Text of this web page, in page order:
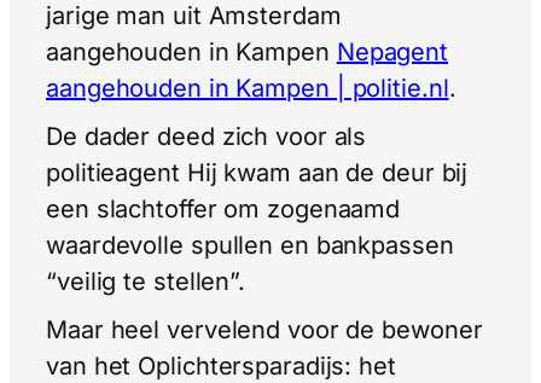
jarige man uit Amsterdam
aangehouden in Kampen Nepagent
aangehouden in Kampen | politie.nl.
De dader deed zich voor als
politieagent Hij kwam aan de deur bij
een slachtoffer om zogenaamd
waardevolle spullen en bankpassen
“veilig te stellen”.
Maar heel vervelend voor de bewoner
van het Oplichtersparadijs: het